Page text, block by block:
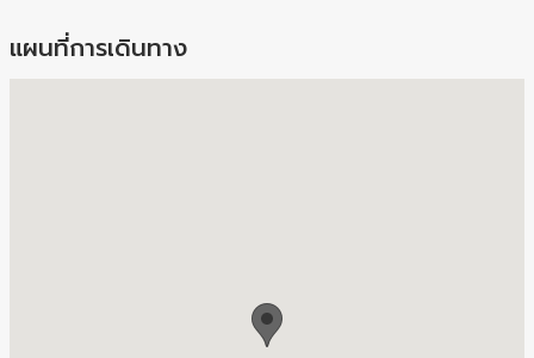
แผนที่การเดินทาง